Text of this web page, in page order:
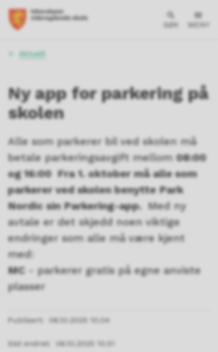
SØK MENY
Du
Aktuelt
Ny app for parkering på
skolen
Alle som parkerer bil ved skolen må
betale parkeringsavgift mellom08:00
og 16:00 Fra 1. oktober må alle som
parkerer ved skolen benytte Park
Nordic sin Parkering-app. Med ny
avtale er det skjedd noen viktige
endringer som alle må være kjent
med:
MC - parkerer gratis på egne anviste
plasser
Publisert 06.10.2025 10.04
Sist endret 06.10.2025 10.51